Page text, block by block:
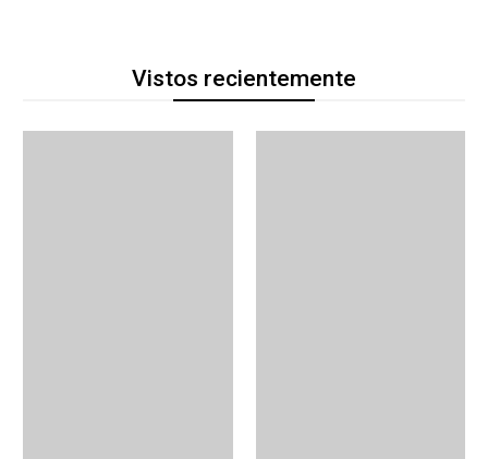
Vistos recientemente